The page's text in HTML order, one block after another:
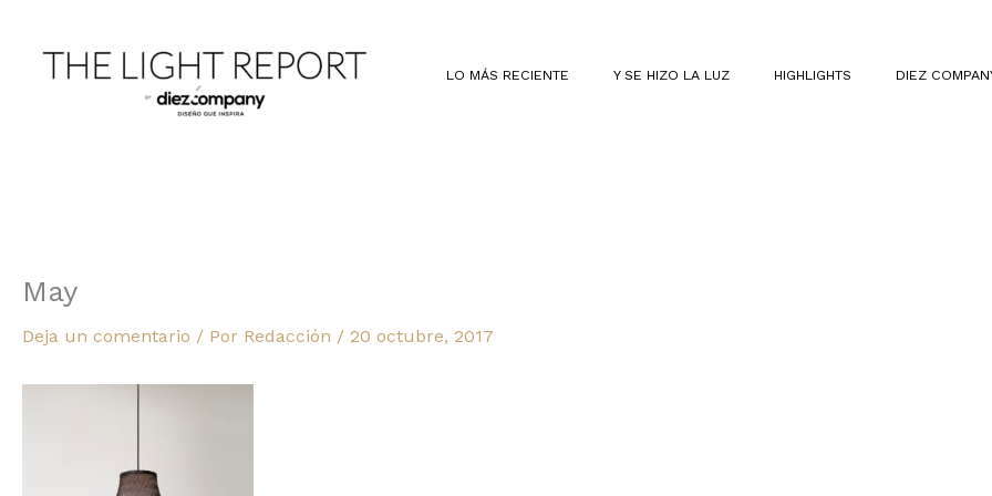
contenido
LO MÁS RECIENTE Y SE HIZO LA LUZ HIGHLIGHTS DIEZ
May
Deja un comentario / Por Redacción / 20 octubre, 2017